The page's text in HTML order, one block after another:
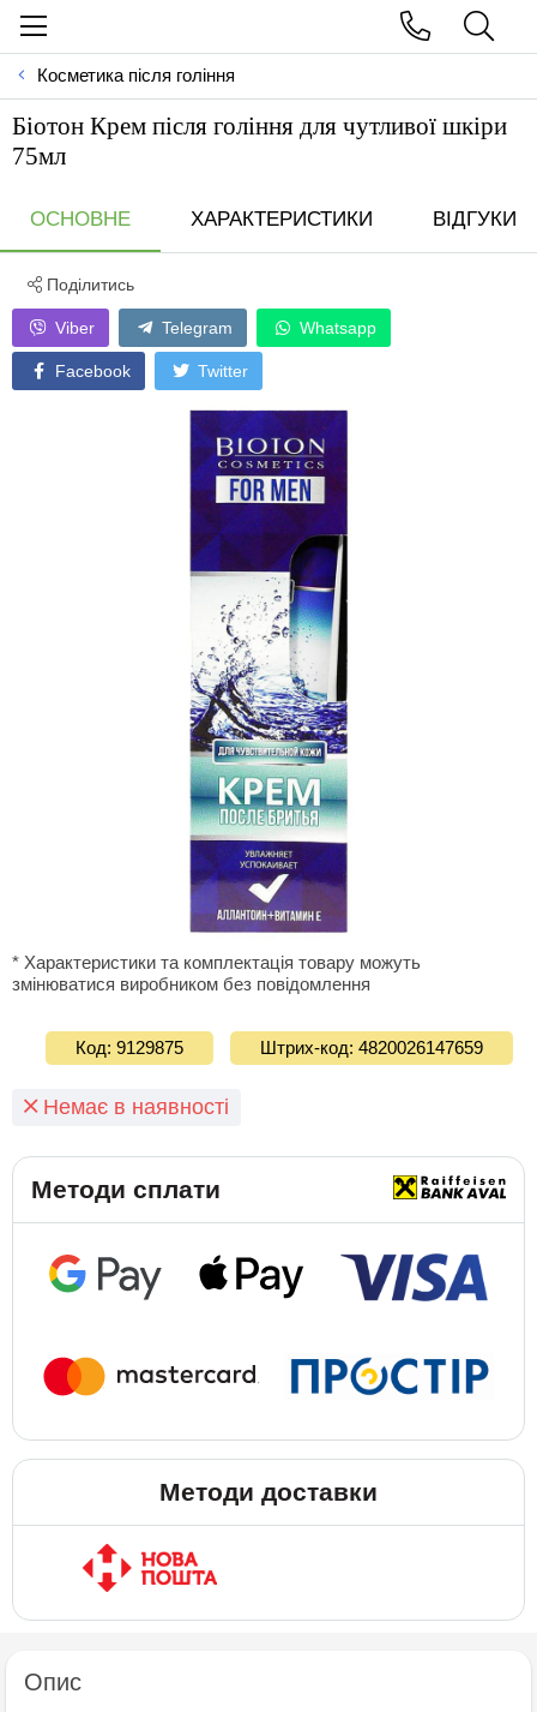
Косметика після гоління
Біотон Крем після гоління для чутливої шкіри
75мл
ОСНОВНЕ ХАРАКТЕРИСТИКИ ВІДГУКИ
Поділитись
Viber Telegram Whatsapp
Facebook Twitter
* Характеристики та комплектація товару можуть
змінюватися виробником без повідомлення
Код: 9129875 Штрих-код: 4820026147659
Немає в наявності
Методи сплати
Методи доставки
Опис